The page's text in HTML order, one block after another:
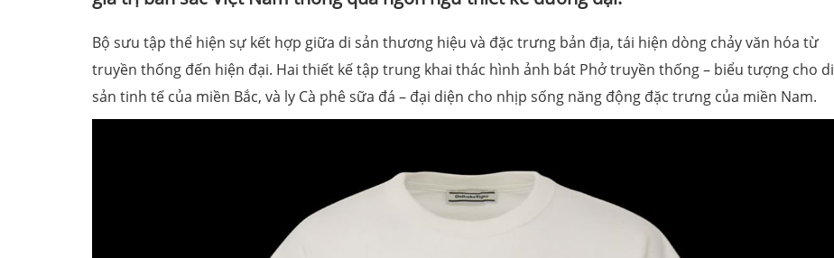
Bộ sưu tập thể hiện sự kết hợp giữa di sản thương hiệu và đặc trưng bản địa, tái hiện dòng chảy văn hóa từ
truyền thống đến hiện đại. Hai thiết kế tập trung khai thác hình ảnh bát Phở truyền thống – biểu tượng cho di
sản tinh tế của miền Bắc, và ly Cà phê sữa đá – đại diện cho nhịp sống năng động đặc trưng của miền Nam.